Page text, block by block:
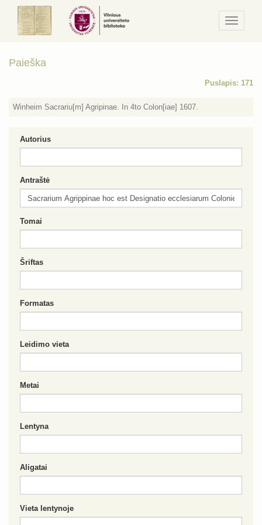
/
Meniu
Paieška
Puslapis: 171
Winheim Sacrariu[m] Agripinae. In 4to Colon[iae] 1607.
Autorius
Antraštė
Tomai
Šriftas
Formatas
Leidimo vieta
Metai
Lentyna
Aligatai
Vieta lentynoje